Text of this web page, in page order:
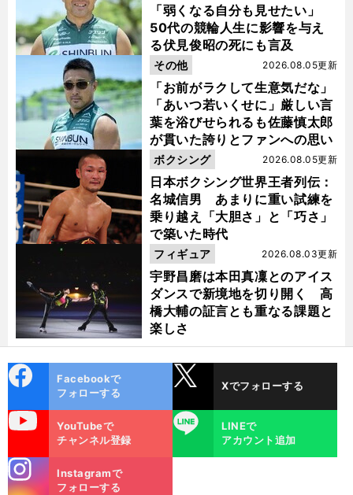
】
・
・
山
）
最
」
へ
「弱くなる自分も見せたい」
50代の競輪人生に影響を与え
る伏見俊昭の死にも言及
「お前がラクして生意気だな」
「あいつ若いくせに」厳しい言
葉を浴びせられるも佐藤慎太郎
が貫いた誇りとファンへの思い
2026.08.05更新
その他
日本ボクシング世界王者列伝：
名城信男 あまりに重い試練を
乗り越え「大胆さ」と「巧さ」
で築いた時代
2026.08.05更新
ボクシング
宇野昌磨は本田真凜とのアイス
ダンスで新境地を切り開く 高
橋大輔の証言とも重なる課題と
楽しさ
2026.08.03更新
フィギュア
ok
Facebookで
フォローする
Xでフォローする
YouTubeで
チャンネル登録
LINE
LINEで
アカウント追加
m
Instagramで
フォローする